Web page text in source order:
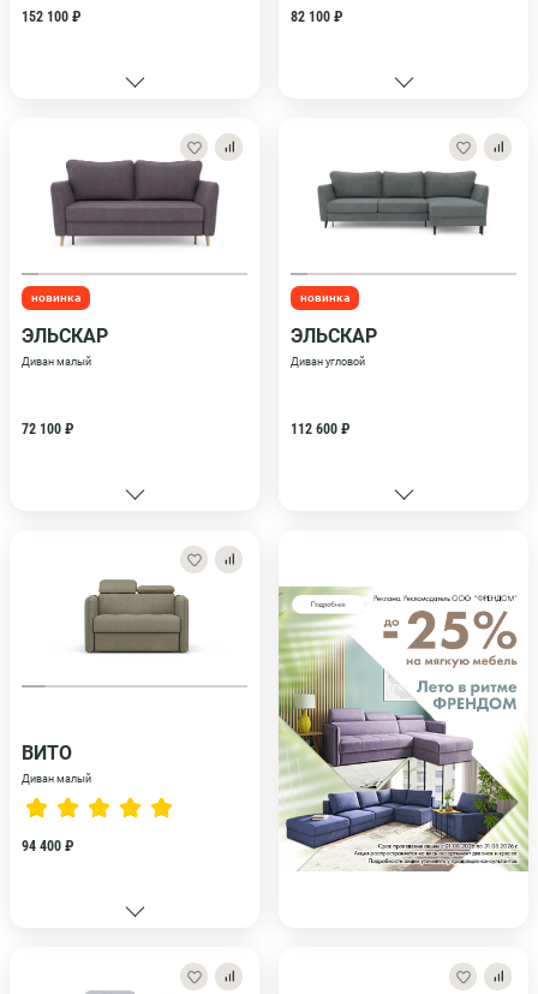
152 100 ₽ 82 100 ₽
новинка
ЭЛЬСКАР
Диван малый
72 100 ₽
новинка
ЭЛЬСКАР
Диван угловой
112 600 ₽
ВИТО
Диван малый
94 400 ₽